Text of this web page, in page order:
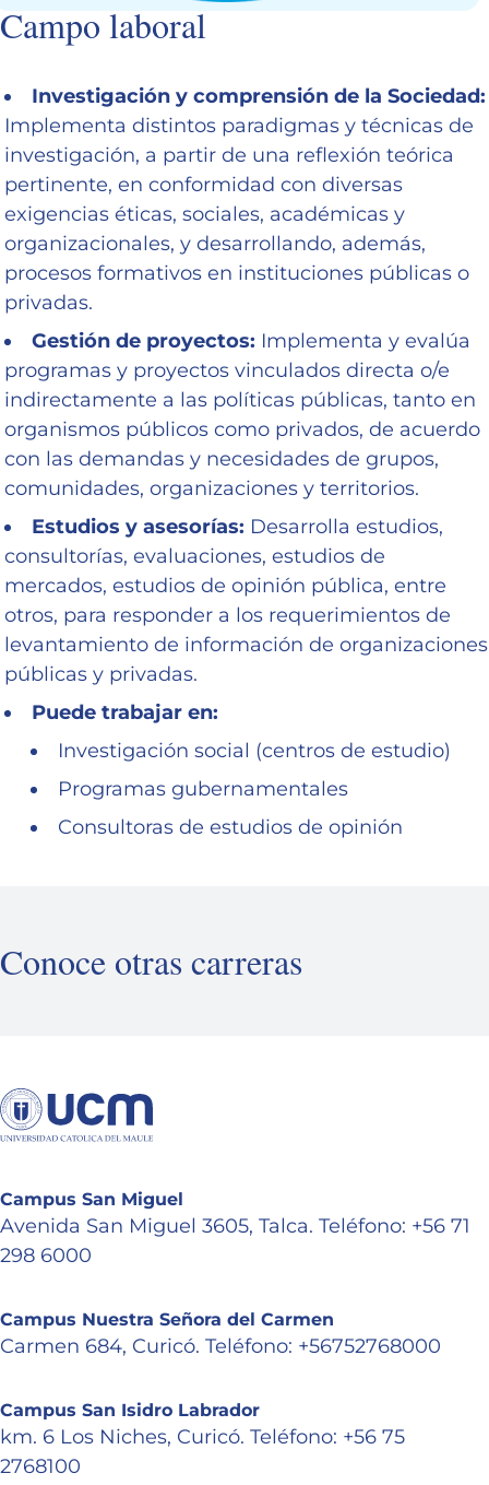
Campo laboral
Investigación y comprensión de la Sociedad:
Implementa distintos paradigmas y técnicas de
investigación, a partir de una reflexión teórica
pertinente, en conformidad con diversas
exigencias éticas, sociales, académicas y
organizacionales, y desarrollando, además,
procesos formativos en instituciones públicas o
privadas.
Gestión de proyectos: Implementa y evalúa
programas y proyectos vinculados directa o/e
indirectamente a las políticas públicas, tanto en
organismos públicos como privados, de acuerdo
con las demandas y necesidades de grupos,
comunidades, organizaciones y territorios.
Estudios y asesorías: Desarrolla estudios,
consultorías, evaluaciones, estudios de
mercados, estudios de opinión pública, entre
otros, para responder a los requerimientos de
levantamiento de información de organizaciones
públicas y privadas.
Puede trabajar en:
Investigación social (centros de estudio)
Programas gubernamentales
Consultoras de estudios de opinión
Conoce otras carreras
Campus San Miguel
Avenida San Miguel 3605, Talca. Teléfono: +56 71
298 6000
Campus Nuestra Señora del Carmen
Carmen 684, Curicó. Teléfono: +56752768000
Campus San Isidro Labrador
km. 6 Los Niches, Curicó. Teléfono: +56 75
2768100